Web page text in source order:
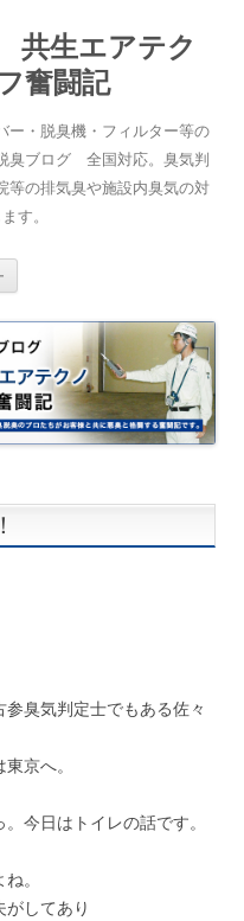
共生エアテク
奮闘記
ー・脱臭機・フィルター等の
臭ブログ 全国対応。臭気判
等の排気臭や施設内臭気の対
す。
臭気判定士でもある佐々
京へ。
今日はトイレの話です。
。
してあり